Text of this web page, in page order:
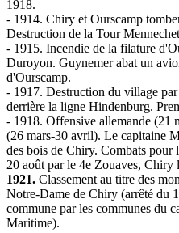
1918.
- 1914. Chiry et Ourscamp
Destruction de la Tour
- 1915. Incendie de la filature
Duroyon. Guynemer abat un
d'Ourscamp.
- 1917. Destruction du village
derrière la ligne Hindenburg.
- 1918. Offensive allemande (21
(26 mars-30 avril). Le capitaine
des bois de Chiry. Combats pour
20 août par le 4e Zouaves, Chiry
1921. Classement au titre des
Notre-Dame de Chiry (arrêté du
commune par les communes du
Maritime).